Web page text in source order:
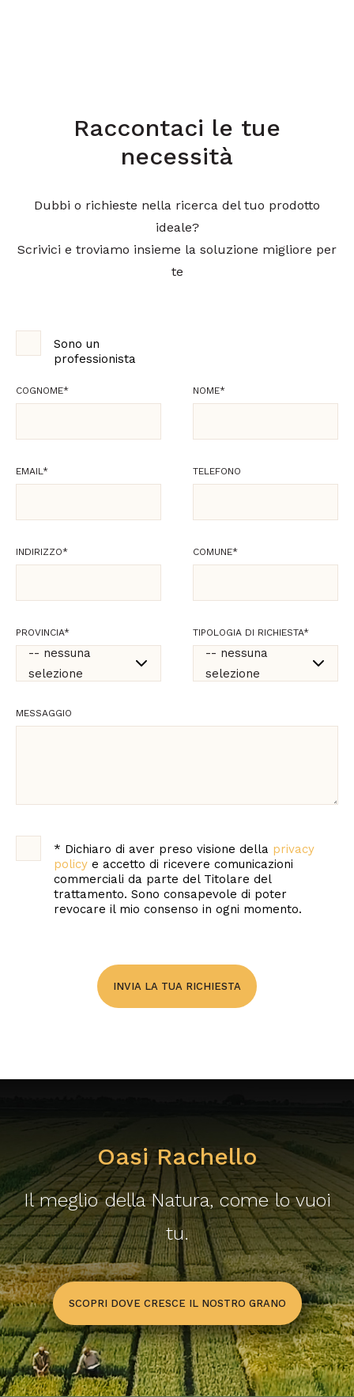
Raccontaci le tue
necessità
Dubbi o richieste nella ricerca del tuo prodotto
ideale?
Scrivici e troviamo insieme la soluzione migliore per
te
Sono un
professionista
COGNOME* NOME*
EMAIL * TELEFONO
INDIRIZZO* COMUNE*
PROVINCIA*
-- nessuna
selezione
selezione
Aosta
Arezzo
Ascoli Piceno
Bergamo
Biella
Bologna
Bolzano/Bozen
Brescia
Brindisi
Cagliari
Caltanissetta
TIPOLOGIA DI RICHIESTA*
-- nessuna
selezione
consulenze
Marketing e
comunicazione
Supporto shop
Candidature
MESSAGGIO
* Dichiaro di aver preso visione della privacy
policy e accetto di ricevere comunicazioni
commerciali da parte del Titolare del
trattamento. Sono consapevole di poter
revocare il mio consenso in ogni momento.
INVIA LA TUA RICHIESTA
Oasi Rachello
Il meglio della Natura, come lo vuoi
tu.
SCOPRI DOVE CRESCE IL NOSTRO GRANO